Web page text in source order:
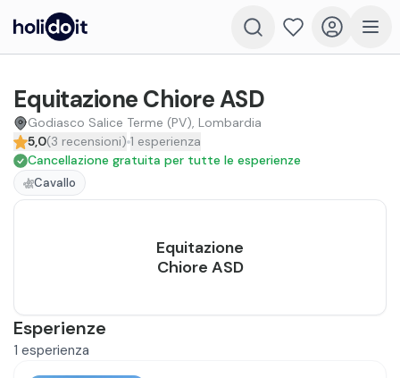
Equitazione Chiore ASD
Godiasco Salice Terme (PV), Lombardia
5,0(3 recensioni) 1 esperienza
Cancellazione gratuita per tutte le esperienze
Cavallo
Esperienze
1 esperienza
Equitazione
Chiore ASD